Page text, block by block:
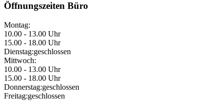
Öffnungszeiten Büro
Montag:
10.00 - 13.00 Uhr
15.00 - 18.00 Uhr
Dienstag:geschlossen
Mittwoch:
10.00 - 13.00 Uhr
15.00 - 18.00 Uhr
Donnerstag:geschlossen
Freitag:geschlossen